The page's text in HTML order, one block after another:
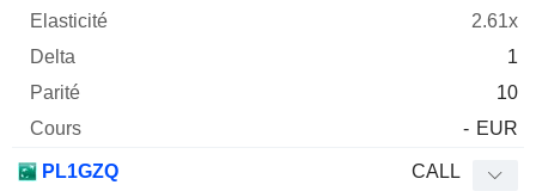
2.61x
1
10
- EUR
PL1GZQ CALL